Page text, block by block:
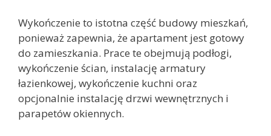
Wykończenie to istotna część budowy mieszkań,
ponieważ zapewnia, że apartament jest gotowy
do zamieszkania. Prace te obejmują podłogi,
wykończenie ścian, instalację armatury
łazienkowej, wykończenie kuchni oraz
opcjonalnie instalację drzwi wewnętrznych i
parapetów okiennych.